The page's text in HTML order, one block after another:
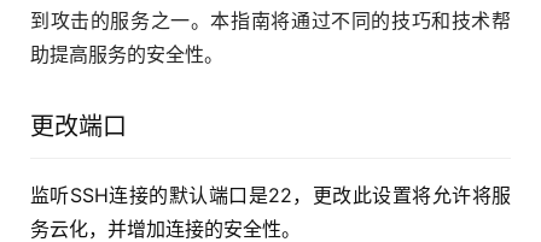
到攻击的服务之一。本指南将通过不同的技巧和技术帮
助提高服务的安全性。
更改端口
监听SSH连接的默认端口是22，更改此设置将允许将服
务云化，并增加连接的安全性。